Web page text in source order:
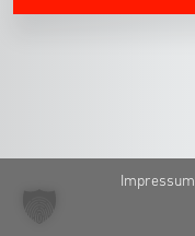
Impressum